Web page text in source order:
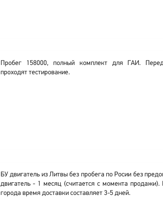
Пробег 158000, полный комплект для ГАИ.
проходят тестирование.
БУ двигатель из Литвы без пробега по Росии без
двигатель - 1 месяц (считается с момента продажи).
города время доставки составляет 3-5 дней.